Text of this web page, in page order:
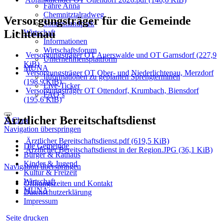
Fähre Anna
Chemnitztalradweg
Sonnenlandpark
Wirtschaft
Informationen
Wirtschaftsforum
Unternehmensplattform
MUNA
Informationen zu geplanten Sprengterminen
Live-Ticker
FAQ´s
X Close
Navigation überspringen
Die Gemeinde
Bürger & Rathaus
Kinder & Jugend
Kultur & Freizeit
Wirtschaft
MUNA
Versorgungsträger für die Gemeinde
Lichtenau
Versorgungsträger OT Auerswalde und OT Garnsdorf(227,9
KiB)
Versorgungsträger OT Ober- und Niederlichtenau, Merzdorf
(198,9 KiB)
Versorgungsträger OT Ottendorf, Krumbach, Biensdorf
(195,6 KiB)
Ärztlicher Bereitschaftsdienst
Ärztlicher Bereitschaftsdienst.pdf(619,5 KiB)
Ärztlicher Bereitschaftsdienst in der Region.JPG (36,1 KiB)
Navigation überspringen
Öffnungszeiten und Kontakt
Datenschutzerklärung
Impressum
Seite drucken